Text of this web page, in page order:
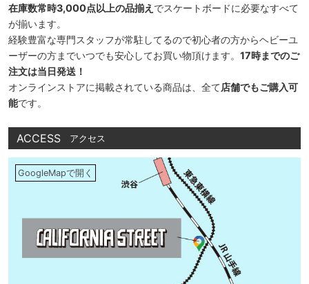
在庫数常時3,000点以上の品揃え でスケートボードに必要なすべて
が揃います。
経験豊富な専門スタッフが常駐してるので初心者の方からヘビーユ
ーザーの方までいつでも安心してお買い物頂けます。 17時までのご
注文は当日発送！
オンラインストアに掲載されている商品は、全て店舗でもご購入可
能です。
ACCESS アクセス
GoogleMapで開く